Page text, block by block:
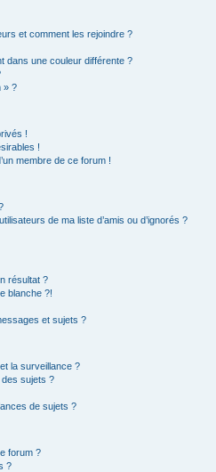
et comment les rejoindre ?
dans une couleur différente ?
» ?
!
!
membre de ce forum !
de ma liste d’amis ou d’ignorés ?
résultat ?
blanche ?!
et sujets ?
la surveillance ?
sujets ?
de sujets ?
forum ?
?